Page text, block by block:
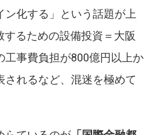
ン化する」という話題が上
するための設備投資＝大阪
工事費負担が800億円以上か
されるなど、混迷を極めて